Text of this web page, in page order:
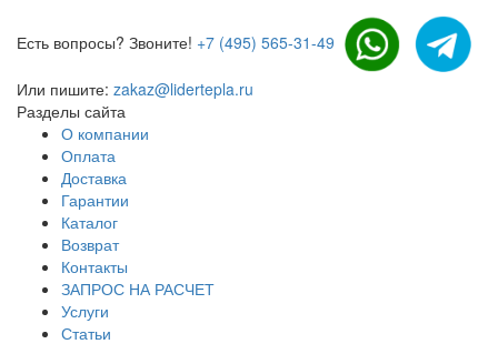
Есть вопросы? Звоните! +7 (495) 565-31-49
Или пишите: zakaz@lidertepla.ru
Разделы сайта
О компании
Оплата
Доставка
Гарантии
Каталог
Возврат
Контакты
ЗАПРОС НА РАСЧЕТ
Услуги
Статьи